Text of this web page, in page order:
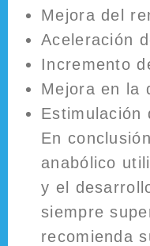
Mejora del
Aceleración
Incremento
Mejora en la
Estimulación
En
anabólico
y el
siempre
recomienda